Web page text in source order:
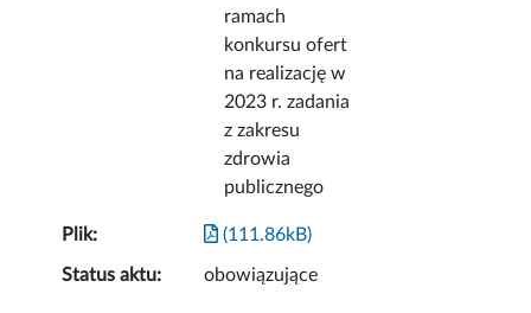
ramach
konkursu ofert
na realizację w
2023 r. zadania
z zakresu
zdrowia
publicznego
Plik: (111.86kB)
Status aktu: obowiązujące